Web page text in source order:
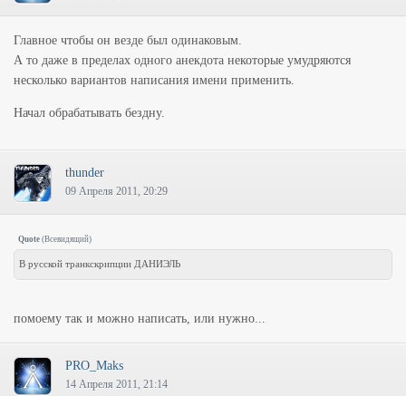
Главное чтобы он везде был одинаковым.
А то даже в пределах одного анекдота некоторые умудряются
несколько вариантов написания имени применить.
Начал обрабатывать бездну.
thunder
09 Апреля 2011, 20:29
Quote (Всевидящий)
В русской транкскрипции ДАНИЭЛЬ
помоему так и можно написать, или нужно...
PRO_Maks
14 Апреля 2011, 21:14